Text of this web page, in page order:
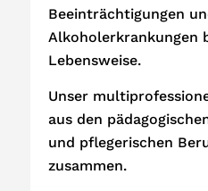
Beeinträchtigungen
Alkoholerkrankungen
Lebensweise.
Unser
aus den
und pflegerischen
zusammen.